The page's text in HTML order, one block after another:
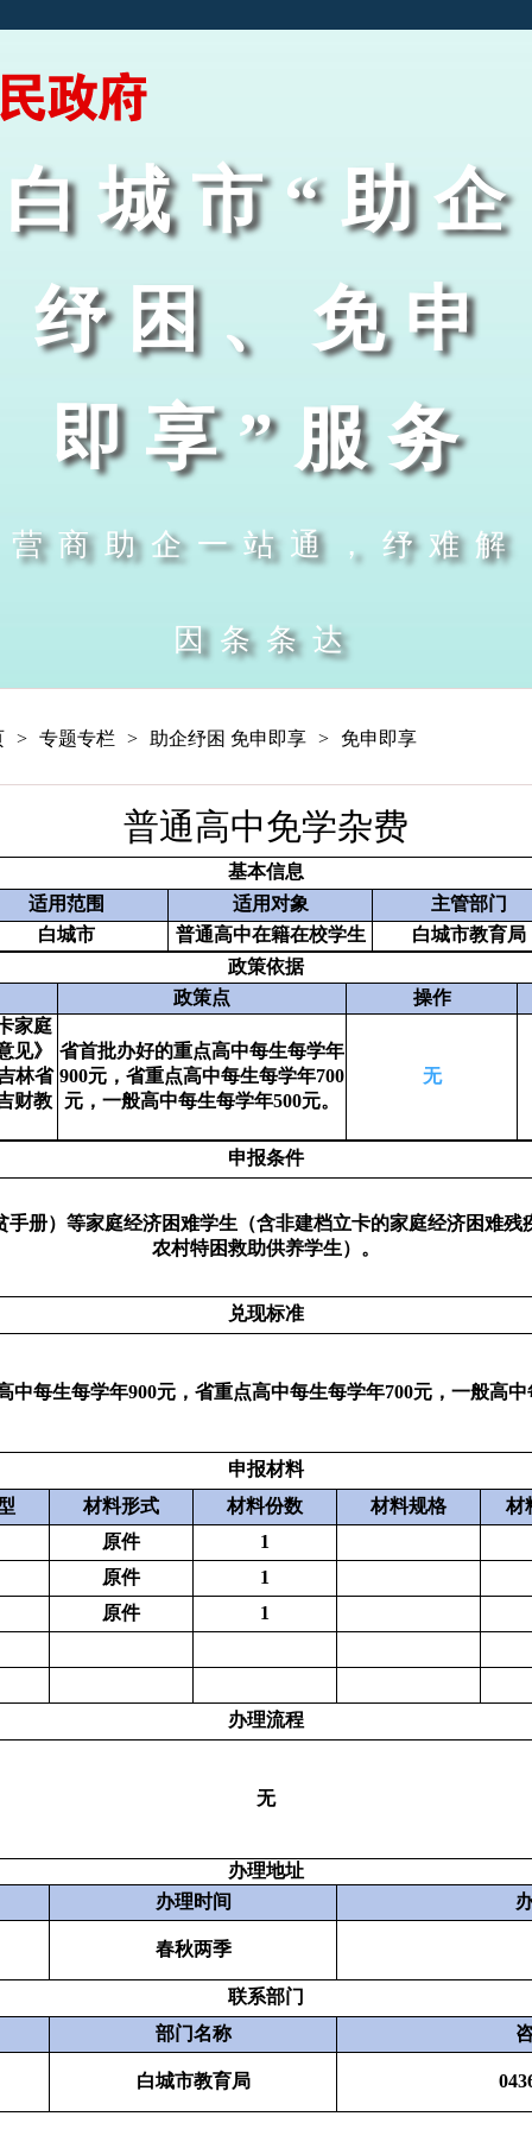
白城市“助企
纾困、免申
即享”服务
营商助企一站通，纾难解
因条条达
> 专题专栏 > 助企纾困 免申即享 > 免申即享
普通高中免学杂费
基本信息
适用范围
适用对象
主管部门
白城市
普通高中在籍在校学生
白城市教育局
政策依据
政策点
操作
家庭
见》
林省
财教
省首批办好的重点高中每生每学年
900元，省重点高中每生每学年700
元，一般高中每生每学年500元。
无
申报条件
手册）等家庭经济困难学生（含非建档立卡的家庭经济困难残
农村特困救助供养学生）。
兑现标准
中每生每学年900元，省重点高中每生每学年700元，一般高
申报材料
材料形式 材料份数 材料规格
材
原件
1
原件
1
原件
1
办理流程
无
办理地址
办理时间
春秋两季
联系部门
部门名称
白城市教育局